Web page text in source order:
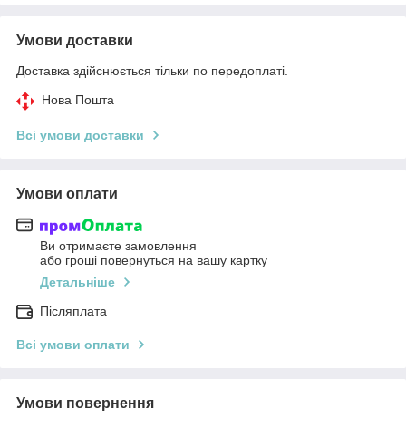
Умови доставки
Доставка здійснюється тільки по передоплаті.
Нова Пошта
Всі умови доставки
Умови оплати
Ви отримаєте замовлення
або гроші повернуться на вашу картку
Детальніше
Післяплата
Всі умови оплати
Умови повернення